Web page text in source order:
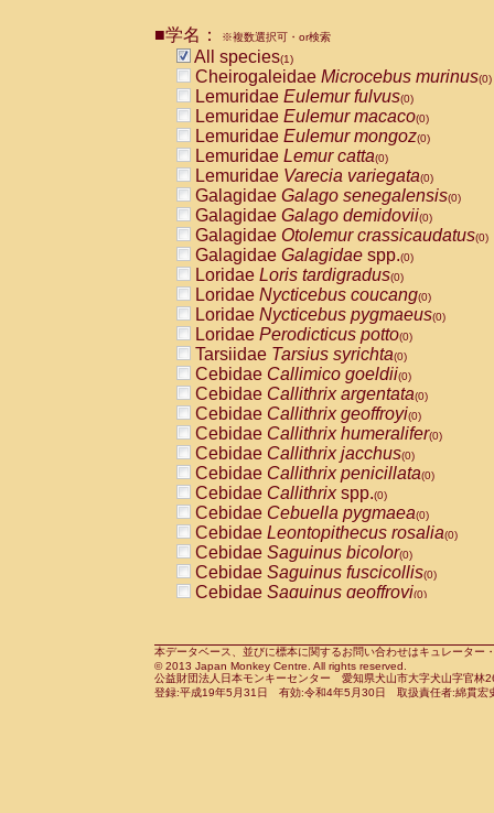
CebidaeCebus nigrivittatus
CebidaeCebus
CebidaeSaimiri boliviensis(0)
CebidaeSaimiri sciureus(0)
AtelidaeAlouatta caraya(0)
AtelidaeAlouatta fusca(0)
AtelidaeAlouatta seniculus
AtelidaeAlouattaspp.(0)
AtelidaeAteles belzebuth(0)
AtelidaeAteles geoffroyi(0)
AtelidaeAteles paniscus(0)
AtelidaeAtelesspp.(0)
Atelidae Lagothrix lagothricha
AtelidaeLagothrix lagothricha cana
PitheciidaeCacajao calvus
PitheciidaeCallicebus cupreus
PitheciidaeCallicebus donacophilus
PitheciidaeCallicebus moloch
PitheciidaeCallicebus torquatus
PitheciidaeCallicebusspp.(0)
PitheciidaeChiropotes satanas(0)
PitheciidaePithecia monachus
PitheciidaePithecia pithecia(0)
CercopithecidaeCercocebus agilis
CercopithecidaeCercocebus
CercopithecidaeCercocebus
CercopithecidaeCercocebus
CercopithecidaeCercocebus
CercopithecidaeCercocebushybrid
CercopithecidaePapio anubis(0)
CercopithecidaePapio cynocephalus
CercopithecidaePapio hamadryas(0)
■学名： ※複数選択可・or検索
All species(1)
Cheirogaleidae Microcebus murinus(0)
Lemuridae Eulemur fulvus(0)
Lemuridae Eulemur macaco(0)
Lemuridae Eulemur mongoz(0)
Lemuridae Lemur catta(0)
Lemuridae Varecia variegata(0)
Galagidae Galago senegalensis(0)
Galagidae Galago demidovii(0)
Galagidae Otolemur crassicaudatus(0)
Galagidae Galagidae spp.(0)
Loridae Loris tardigradus(0)
Loridae Nycticebus coucang(0)
Loridae Nycticebus pygmaeus(0)
Loridae Perodicticus potto(0)
Tarsiidae Tarsius syrichta(0)
Cebidae Callimico goeldii(0)
Cebidae Callithrix argentata(0)
Cebidae Callithrix geoffroyi(0)
Cebidae Callithrix humeralifer(0)
Cebidae Callithrix jacchus(0)
Cebidae Callithrix penicillata(0)
Cebidae Callithrixspp.(0)
Cebidae Cebuella pygmaea(0)
Cebidae Leontopithecus rosalia(0)
Cebidae Saguinus bicolor(0)
Cebidae Saguinus fuscicollis(0)
Cebidae Saguinus geoffroyi(0)
CebidaeSaguinus leucopus(0)
CebidaeSaguinus midas(0)
Cebidae Saguinus mystax(0)
本データベース、並びに標本に関するお問い合わせはキュレータ
© 2013 Japan Monkey Centre. All rights reserved.
公益財団法人日本モンキーセンター 愛知県犬山市大字犬山字官
登録:平成19年5月31日 有効:令和4年5月30日 取扱責任者:綿貫宏